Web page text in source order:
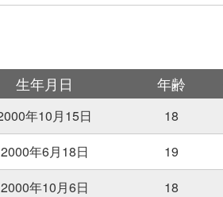
生年月日 年齢
年10月15日 18
2000年6月18日 19
2000年10月6日 18